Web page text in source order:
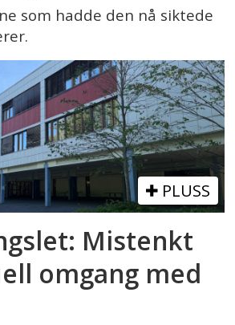
som hadde den nå siktede
PLUSS
Mistenkt
omgang med